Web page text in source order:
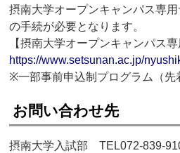
摂南大学オープンキャンパス専用
の手続が必要となります。
【摂南大学オープンキャンパス
https://www.setsunan.ac.jp/
※一部事前申込制プログラム（先
お問い合わせ先
摂南大学入試部 TEL072-839-